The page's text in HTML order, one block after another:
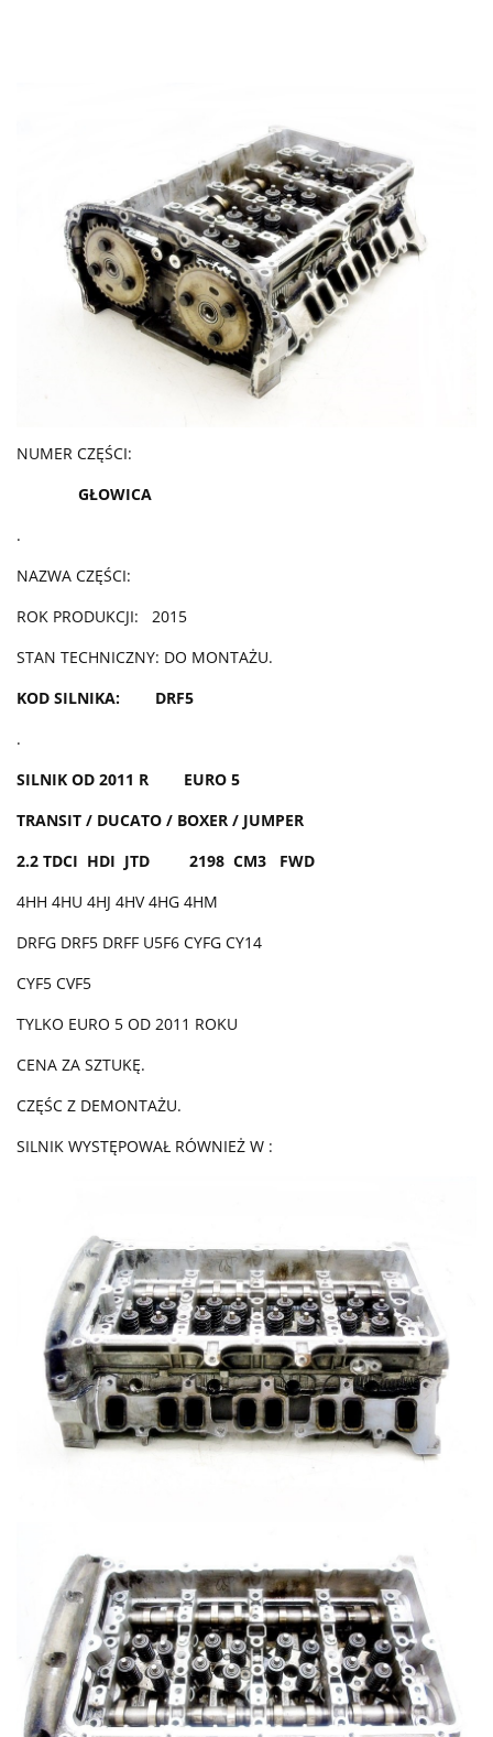
NUMER CZĘŚCI:
GŁOWICA
.
NAZWA CZĘŚCI:
ROK PRODUKCJI: 2015
STAN TECHNICZNY: DO MONTAŻU.
KOD SILNIKA: DRF5
.
SILNIK OD 2011 R EURO 5
TRANSIT / DUCATO / BOXER / JUMPER
2.2 TDCI HDI JTD 2198 CM3 FWD
4HH 4HU 4HJ 4HV 4HG 4HM
DRFG DRF5 DRFF U5F6 CYFG CY14
CYF5 CVF5
TYLKO EURO 5 OD 2011 ROKU
CENA ZA SZTUKĘ.
CZĘŚC Z DEMONTAŻU.
SILNIK WYSTĘPOWAŁ RÓWNIEŻ W :